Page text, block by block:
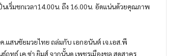
เริ่มชกเวลา14.00น. ถึง 16.00น. อัดแน่นด้วยคุณภาพ
.แสนชัยมวยไทย ถล่มกับ เอกอนันต์ เจ.เอส.พี
ฤทธ์ เค.ซ่า ยิมส์ จากนั้นดู เพชรเมืองชล สุดสาคร